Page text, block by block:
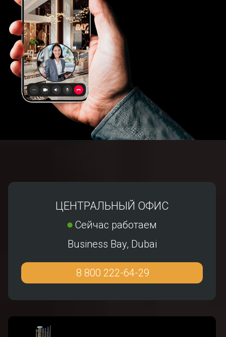
ЦЕНТРАЛЬНЫЙ ОФИС
⬤ Сейчас работаем
Business Bay, Dubai
8 800 222-64-29